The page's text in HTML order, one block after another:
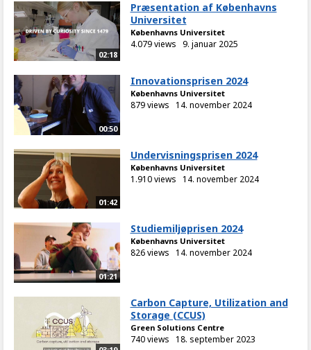
02:18
Præsentation af Københavns
Universitet
Københavns Universitet
4.079 views 9. januar 2025
00:50
Innovationsprisen 2024
Københavns Universitet
879 views 14. november 2024
01:42
Undervisningsprisen 2024
Københavns Universitet
1.910 views 14. november 2024
01:21
Studiemiljøprisen 2024
Københavns Universitet
826 views 14. november 2024
Carbon Capture, Utilization and
Storage (CCUS)
Green Solutions Centre
740 views 18. september 2023